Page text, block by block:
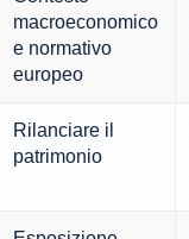
macroeconomico
e normativo
europeo
Rilanciare il
patrimonio